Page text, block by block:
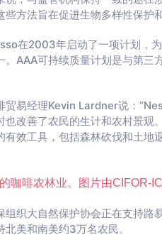
些方法旨在促进生物多样性保护
在2003年启动了一项计划，
。AAA可持续质量计划是与第三
贸易经理Kevin Lardner说：
也改善了农民的生计和农村景观
有效工具，包括森林砍伐和土地
咖啡农林业。图片由CIFOR-
组织大自然保护协会正在支持路
美和南美约3万名农民。